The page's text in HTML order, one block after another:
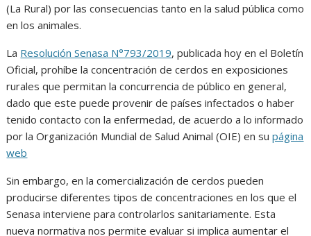
(La Rural) por las consecuencias tanto en la salud pública como
en los animales.
La Resolución Senasa N°793/2019, publicada hoy en el Boletín
Oficial, prohíbe la concentración de cerdos en exposiciones
rurales que permitan la concurrencia de público en general,
dado que este puede provenir de países infectados o haber
tenido contacto con la enfermedad, de acuerdo a lo informado
por la Organización Mundial de Salud Animal (OIE) en supágina
web
Sin embargo, en la comercialización de cerdos pueden
producirse diferentes tipos de concentraciones en los que el
Senasa interviene para controlarlos sanitariamente. Esta
nueva normativa nos permite evaluar si implica aumentar el